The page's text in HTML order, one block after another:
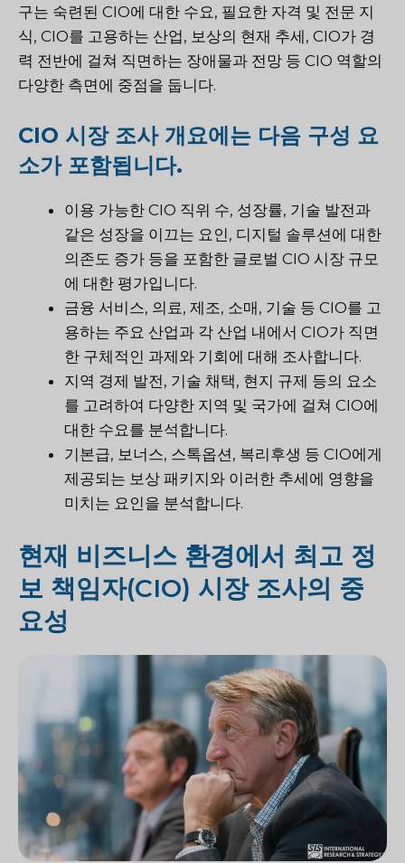
구는 숙련된 CIO에 대한 수요, 필요한 자격 및 전문 지
식, CIO를 고용하는 산업, 보상의 현재 추세, CIO가 경
력 전반에 걸쳐 직면하는 장애물과 전망 등 CIO 역할의
다양한 측면에 중점을 둡니다.
CIO 시장 조사 개요에는 다음 구성 요
소가 포함됩니다.
이용 가능한 CIO 직위 수, 성장률, 기술 발전과
같은 성장을 이끄는 요인, 디지털 솔루션에 대한
의존도 증가 등을 포함한 글로벌 CIO 시장 규모
에 대한 평가입니다.
금융 서비스, 의료, 제조, 소매, 기술 등 CIO를 고
용하는 주요 산업과 각 산업 내에서 CIO가 직면
한 구체적인 과제와 기회에 대해 조사합니다.
지역 경제 발전, 기술 채택, 현지 규제 등의 요소
를 고려하여 다양한 지역 및 국가에 걸쳐 CIO에
대한 수요를 분석합니다.
기본급, 보너스, 스톡옵션, 복리후생 등 CIO에게
제공되는 보상 패키지와 이러한 추세에 영향을
미치는 요인을 분석합니다.
현재 비즈니스 환경에서 최고 정
보 책임자(CIO) 시장 조사의 중
요성